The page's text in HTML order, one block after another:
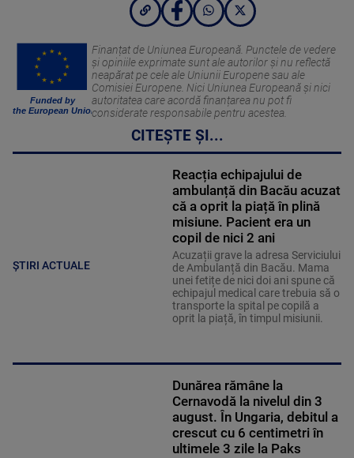
Funded by
the European Union
Finanțat de Uniunea Europeană. Punctele de vedere
și opiniile exprimate sunt ale autorilor și nu reflectă
neapărat pe cele ale Uniunii Europene sau ale
Comisiei Europene. Nici Uniunea Europeană și nici
autoritatea care acordă finanțarea nu pot fi
considerate responsabile pentru acestea.
CITEȘTE ȘI...
ȘTIRI ACTUALE
Reacția echipajului de
ambulanță din Bacău acuzat
că a oprit la piață în plină
misiune. Pacient era un
copil de nici 2 ani
Acuzații grave la adresa Serviciului
de Ambulanță din Bacău. Mama
unei fetițe de nici doi ani spune că
echipajul medical care trebuia să o
transporte la spital pe copilă a
oprit la piață, în timpul misiunii.
Dunărea rămâne la
Cernavodă la nivelul din 3
august. În Ungaria, debitul a
crescut cu 6 centimetri în
ultimele 3 zile la Paks